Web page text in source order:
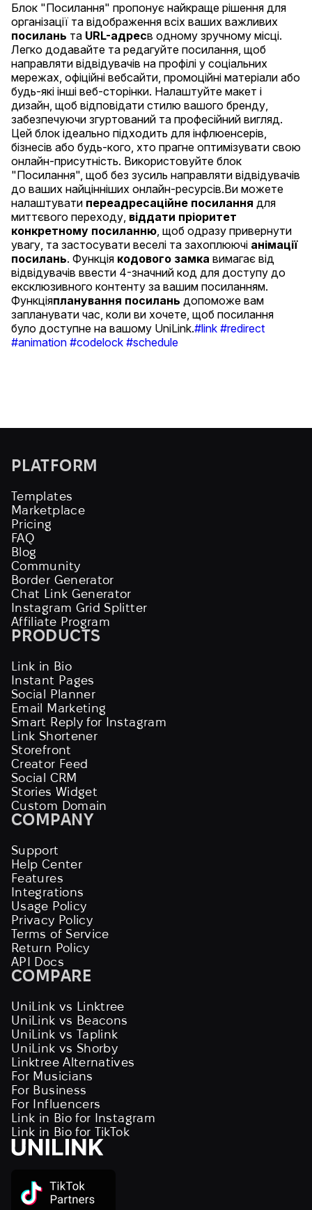
Блок "Посилання" пропонує найкраще рішення для
організації та відображення всіх ваших важливих
посилань та URL-адресв одному зручному місці.
Легко додавайте та редагуйте посилання, щоб
направляти відвідувачів на профілі у соціальних
мережах, офіційні вебсайти, промоційні матеріали або
будь-які інші веб-сторінки. Налаштуйте макет і
дизайн, щоб відповідати стилю вашого бренду,
забезпечуючи згуртований та професійний вигляд.
Цей блок ідеально підходить для інфлюенсерів,
бізнесів або будь-кого, хто прагне оптимізувати свою
онлайн-присутність. Використовуйте блок
"Посилання", щоб без зусиль направляти відвідувачів
до ваших найцінніших онлайн-ресурсів.Ви можете
налаштувати переадресаційне посилання для
миттєвого переходу, віддати пріоритет
конкретному посиланню, щоб одразу привернути
увагу, та застосувати веселі та захоплюючі анімації
посилань. Функція кодового замка вимагає від
відвідувачів ввести 4-значний код для доступу до
ексклюзивного контенту за вашим посиланням.
Функціяпланування посилань допоможе вам
запланувати час, коли ви хочете, щоб посилання
було доступне на вашому UniLink.#link #redirect
#animation #codelock #schedule
PLATFORM
Templates
Marketplace
Pricing
FAQ
Blog
Community
Border Generator
Chat Link Generator
Instagram Grid Splitter
Affiliate Program
PRODUCTS
Link in Bio
Instant Pages
Social Planner
Email Marketing
Smart Reply for Instagram
Link Shortener
Storefront
Creator Feed
Social CRM
Stories Widget
Custom Domain
COMPANY
Support
Help Center
Features
Integrations
Usage Policy
Privacy Policy
Terms of Service
Return Policy
API Docs
COMPARE
UniLink vs Linktree
UniLink vs Beacons
UniLink vs Taplink
UniLink vs Shorby
Linktree Alternatives
For Musicians
For Business
For Influencers
Link in Bio for Instagram
Link in Bio for TikTok